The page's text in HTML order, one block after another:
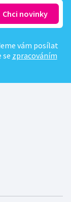
vám posílat
se zpracováním